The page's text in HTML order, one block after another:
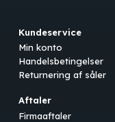
Aftaler
Firmaaftaler
Kundeservice
Min konto
Handelsbetingelser
Returnering af såler